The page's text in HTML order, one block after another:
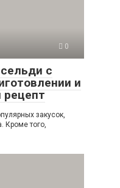
0
с
и
рецепт
закусок,
Кроме того,